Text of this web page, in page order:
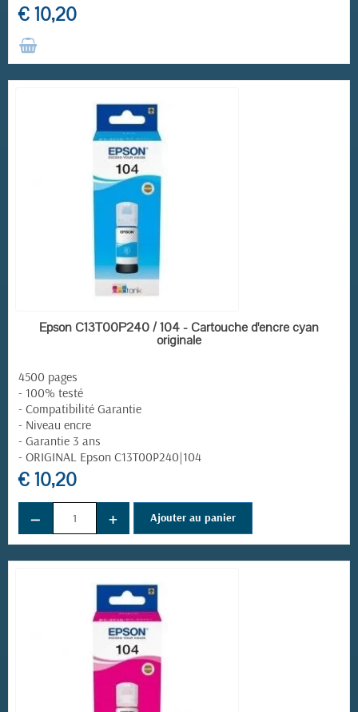
€ 10,20
EN STOCK
Epson C13T00P240 / 104 - Cartouche d'encre cyan
originale
4500 pages
- 100% testé
- Compatibilité Garantie
- Niveau encre
- Garantie 3 ans
- ORIGINAL Epson C13T00P240|104
€ 10,20
− + Ajouter au panier